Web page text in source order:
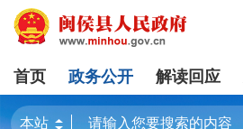
首页 政务公开 解读回应